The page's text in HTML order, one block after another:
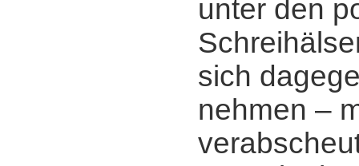
unter den
sich
nehmen ‒